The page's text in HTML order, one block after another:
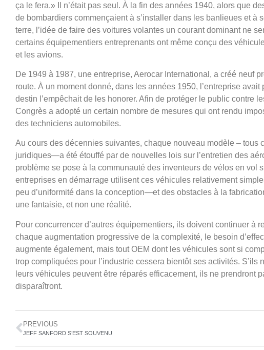
ça le fera.» Il n’était pas seul. À la fin des années 1940, alors que
de bombardiers commençaient à s’installer dans les banlieues et à
terre, l’idée de faire des voitures volantes un courant dominant ne
certains équipementiers entreprenants ont même conçu des
et les avions.
De 1949 à 1987, une entreprise, Aerocar International, a créé neuf
route. À un moment donné, dans les années 1950, l’entreprise
destin l’empêchait de les honorer. Afin de protéger le public contre
Congrès a adopté un certain nombre de mesures qui ont rendu
des techniciens automobiles.
Au cours des décennies suivantes, chaque nouveau modèle – tous
juridiques—a été étouffé par de nouvelles lois sur l’entretien des
problème se pose à la communauté des inventeurs de vélos en vol
entreprises en démarrage utilisent ces véhicules relativement
peu d’uniformité dans la conception—et des obstacles à la
une fantaisie, et non une réalité.
Pour concurrencer d’autres équipementiers, ils doivent continuer à
chaque augmentation progressive de la complexité, le besoin
augmente également, mais tout OEM dont les véhicules sont si
trop compliquées pour l’industrie cessera bientôt ses activités. S’ils
leurs véhicules peuvent être réparés efficacement, ils ne prendront
disparaîtront.
PREVIOUS
JEFF SANFORD S’EST SOUVENU